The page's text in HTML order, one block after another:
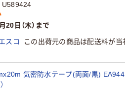
U589424
20日（木）まで
スコ この出荷元の商品は配送料が当
気密防水テープ(両面/黒)